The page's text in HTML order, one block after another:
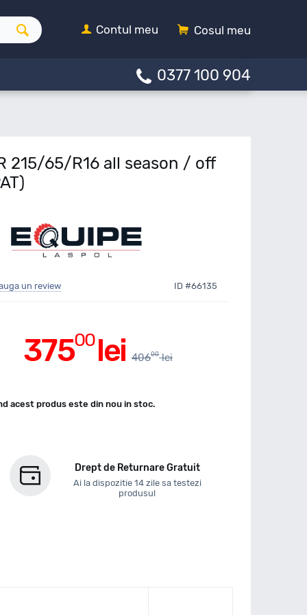
Cosul meu
Contul meu
0377 100 904
215/65/R16 all season / off
un review ID #66135
37500lei 40600 lei
acest produs este din nou in stoc.
Drept de Returnare Gratuit
Ai la dispozitie 14 zile sa testezi
produsul